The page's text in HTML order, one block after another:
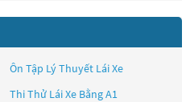
Ôn Tập Lý Thuyết Lái Xe
Thi Thử Lái Xe Bằng A1